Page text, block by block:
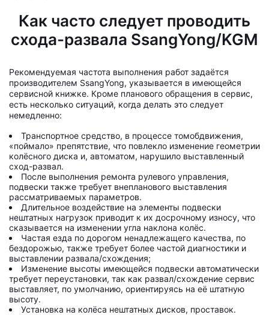
Как часто следует проводить
схода-развала SsangYong/KGM
Рекомендуемая частота выполнения работ задаётся
производителем SsangYong, указывается в имеющейся
сервисной книжке. Кроме планового обращения в сервис,
есть несколько ситуаций, когда делать это следует
немедленно:
Транспортное средство, в процессе томобдвижения,
«поймало» препятствие, что повлекло изменение геометрии
колёсного диска и, автоматом, нарушило выставленный
сход-развал.
После выполнения ремонта рулевого управления,
подвески также требует внепланового выставления
рассматриваемых параметров.
Длительное воздействие на элементы подвески
нештатных нагрузок приводит к их досрочному износу, что
сказывается на изменении угла наклона колёс.
Частая езда по дорогом ненадлежащего качества, по
бездорожью, также требует более частой диагностики и
выставлении развала/схождения;
Изменение высоты имеющейся подвески автоматически
требует переустановки, так как развал/схождение сервис
выставляет, по умолчанию, ориентируясь на её штатную
высоту.
Установка на колёса нештатных дисков, проставок.